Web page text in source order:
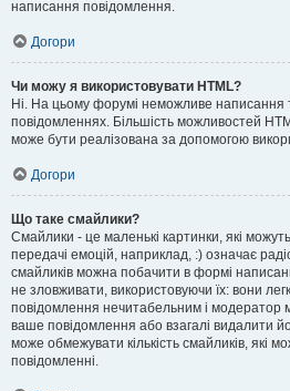
написання повідомлення.
Догори
Чи можу я використовувати HTML?
Ні. На цьому форумі неможливе написання
повідомленнях. Більшість можливостей
може бути реалізована за допомогою
Догори
Що таке смайлики?
Смайлики - це маленькі картинки, які
передачі емоцій, наприклад, :) означає
смайликів можна побачити в формі
не зловживати, використовуючи їх: вони
повідомлення нечитабельним і модератор
ваше повідомлення або взагалі видалити
може обмежувати кількість смайликів, які
повідомленні.